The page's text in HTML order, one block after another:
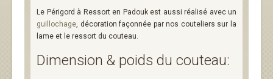
Le Périgord à Ressort en Padouk est aussi réalisé avec un
guillochage, décoration façonnée par nos couteliers sur la
lame et le ressort du couteau.
Dimension & poids du couteau: